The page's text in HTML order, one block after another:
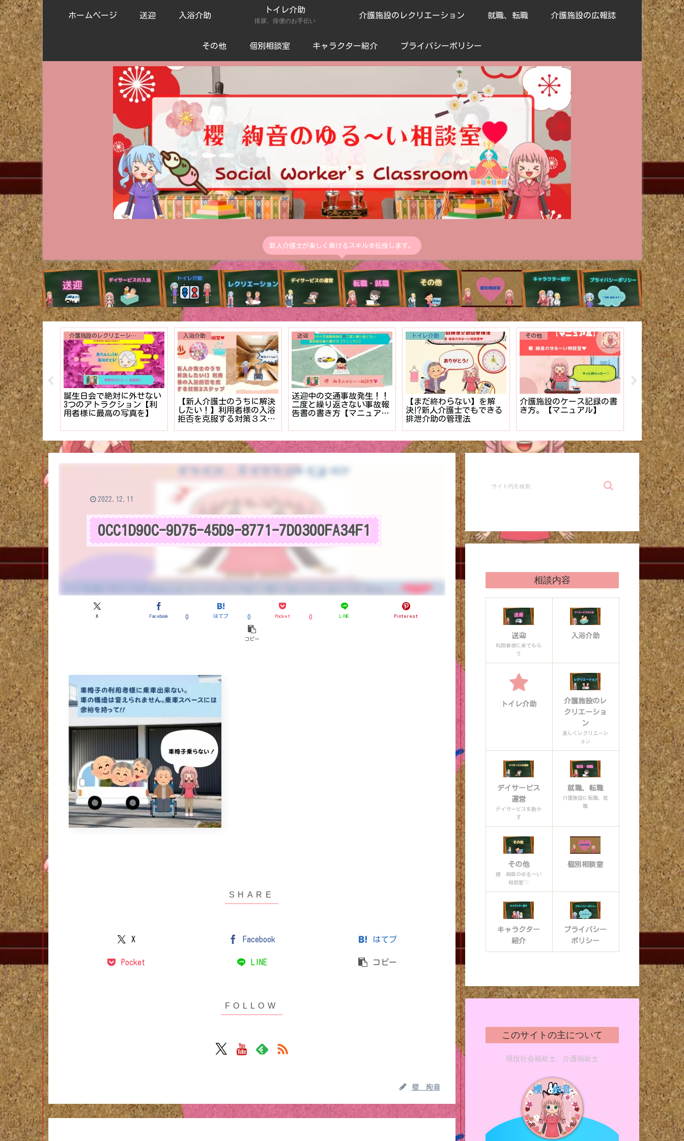
新人介護士が楽しく働けるスキルを伝授します。
ホームページ 送迎 入浴介助
トイレ介助
排尿、排便のお手伝い
介護施設のレクリエーション 就職、転職 介護施設の広報誌
その他 個別相談室 キャラクター紹介 プライバシーポリシー
ス記録の書
アル】
介護施設のレクリエーション
【少ない準備で即ウケ】デ
イサービス向けレクネタ７
厳選❤︎
就職、転職
「もう送迎に出るのは嫌
だ!!」と思ったらまず落ち
着いて【私もよく思いまし
トイレ介助
【声かけと様子観察】介護
士だからこそできるトイレ
介助での生活リハビリと自
入浴介助
【新人介護士でも知らない
とヤバい】利用者様の命や
体の自由を奪う入浴事故ワ
送迎
助手の動きが事故が防げる
かどうか左右する。３つの
運転手への支援ポイント。
【取説】介
企画・実施
楽しめるレ
0CC1D90C-9D75-45D9-8771-7D0300FA34F1
X Facebook 0 はてブ 0 Pocket 0 LINE Pinterest
コピー
2022.12.11
X Facebook はてブ
Pocket LINE コピー
櫻 絢音
相談内容
送迎
利用者様に来てもら
う
入浴介助
トイレ介助
介護施設のレ
クリエーショ
ン
楽しくレクリエーシ
ョン
デイサービス
運営
デイサービスを動か
す
就職、転職
介護施設に転職、就
職
その他
櫻 絢音のゆる〜い
相談室♡
個別相談室
キャラクター
紹介
プライバシー
ポリシー
このサイトの主について
現役社会福祉士、介護福祉士
櫻 絢音